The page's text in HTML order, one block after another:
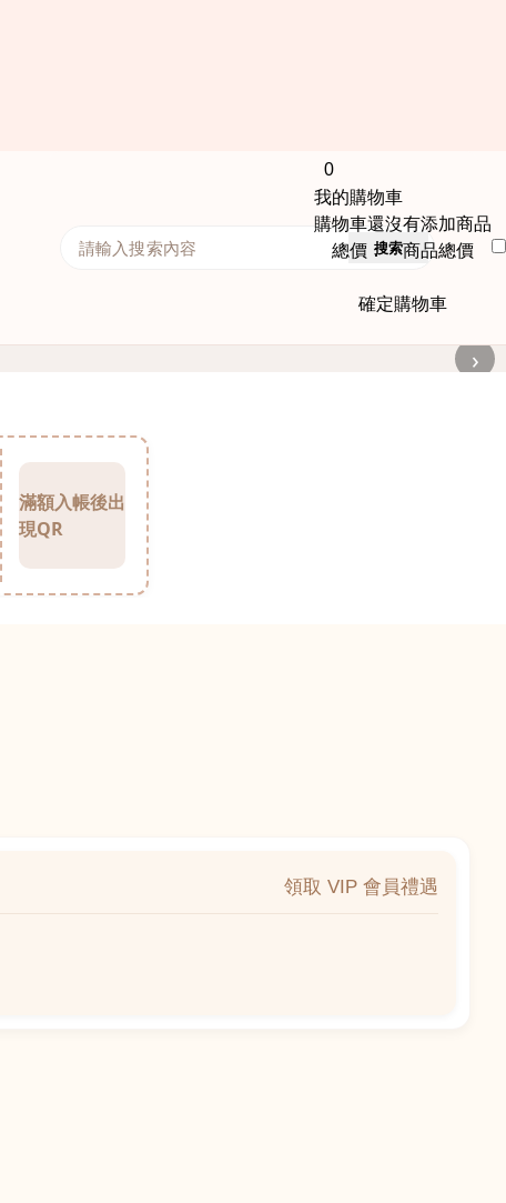
0
我的購物車
購物車還沒有添加商品
總價： 商品總價
確定購物車
搜索
›
滿額入帳後出
現QR
領取 VIP 會員禮遇